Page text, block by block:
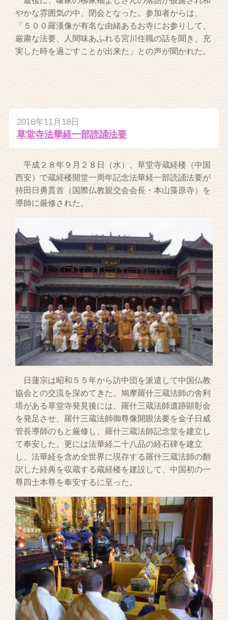
やかな雰囲気の中、閉会となった。参加者からは、
「５００羅漢像が有名な由緒あるお寺にお参りして、
厳粛な法要、人間味あふれる宮川住職の話を聞き、充
実した時を過ごすことが出来た」との声が聞かれた。
2016年11月18日
草堂寺法華経一部読誦法要
平成２８年９月２８日（水）、草堂寺蔵経楼（中国
西安）で蔵経楼開堂一周年記念法華経一部読誦法要が
持田日勇貫首（国際仏教親交会会長・本山藻原寺）を
導師に厳修された。
日蓮宗は昭和５５年から訪中団を派遣して中国仏教
協会との交流を深めてきた。鳩摩羅什三蔵法師の舎利
塔がある草堂寺発見後には、羅什三蔵法師遺跡顕彰会
を発足させ、羅什三蔵法師御尊像開眼法要を金子日威
管長導師のもと厳修し、羅什三蔵法師記念堂を建立し
て奉安した。更には法華経二十八品の経石碑を建立
し、法華経を含め全世界に現存する羅什三蔵法師の翻
訳した経典を収蔵する蔵経楼を建設して、中国初の一
尊四士本尊を奉安するに至った。